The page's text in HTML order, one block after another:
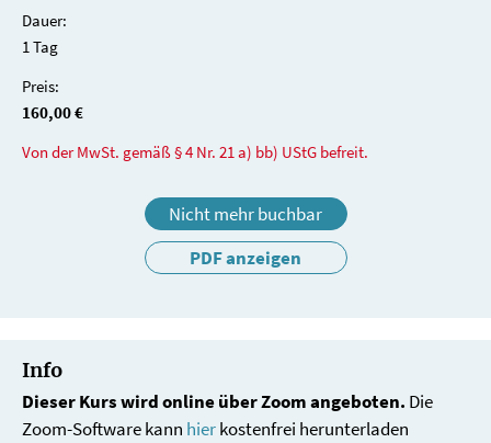
Dauer:
1 Tag
Preis:
160,00 €
Von der MwSt. gemäß § 4 Nr. 21 a) bb) UStG befreit.
Nicht mehr buchbar
PDF anzeigen
Info
Dieser Kurs wird online über Zoom angeboten. Die
Zoom-Software kann hierkostenfrei herunterladen